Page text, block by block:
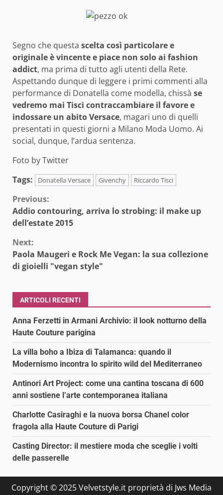
Segno che questa scelta così particolare e
originale è vincente e piace non solo ai fashion
addict, ma prima di tutto agli utenti della Rete.
Aspettando dunque di leggere i primi commenti alla
performance di Donatella come modella, chissà se
vedremo mai Tisci contraccambiare il favore e
indossare un abito Versace, magari uno di quelli
presentati in questi giorni a Milano Moda Uomo. Ai
social, dunque, l’ardua sentenza.
Foto by Twitter
Tags:
Donatella Versace Givenchy Riccardo Tisci
Continue
Reading
Previous:
Addio contouring, arriva lo strobing: il make up
dell’estate 2015
Next:
Paola Maugeri e Rock Me Vegan: la sua collezione
di gioielli "vegan style"
ARTICOLI RECENTI
Anna Ferzetti in Armani Archivio: il look notturno della
Haute Couture parigina
La villa boho a Ibiza di Talamanca: quando il
Modernismo incontra lo spirito wild del Mediterraneo
Antinori Art Project: come una cantina toscana di 600
anni sostiene l’arte contemporanea italiana
Charlotte Casiraghi e la nuova borsa Chanel color
fragola alla Haute Couture di Parigi
Casting Director: il mestiere moda che sceglie i volti
delle passerelle
Copyright © 2025 Velvetstyle.it proprietà di Jws Media